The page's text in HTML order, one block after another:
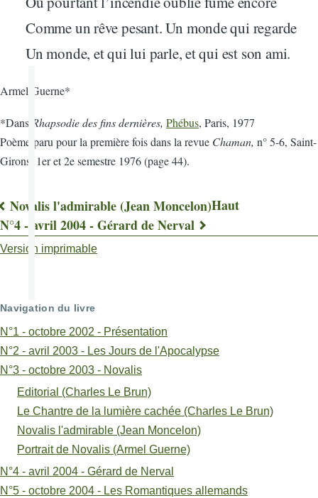
Comme un rêve pesant. Un monde qui regarde
Un monde, et qui lui parle, et qui est son ami.
Armel Guerne*
*Dans Rhapsodie des fins dernières, Phébus, Paris, 1977
Poème paru pour la première fois dans la revue Chaman, n° 5-6, Saint-
Girons, 1er et 2e semestre 1976 (page 44).
Liens
transversaux
pour
Portrait
de
Novalis
(Armel
Guerne)
Novalis l'admirable (Jean Moncelon)Haut
N°4 - avril 2004 - Gérard de Nerval
Version imprimable
Navigation du livre
N°1 - octobre 2002 - Présentation
N°2 - avril 2003 - Les Jours de l'Apocalypse
N°3 - octobre 2003 - Novalis
Editorial (Charles Le Brun)
Le Chantre de la lumière cachée (Charles Le Brun)
Novalis l'admirable (Jean Moncelon)
Portrait de Novalis (Armel Guerne)
N°4 - avril 2004 - Gérard de Nerval
N°5 - octobre 2004 - Les Romantiques allemands